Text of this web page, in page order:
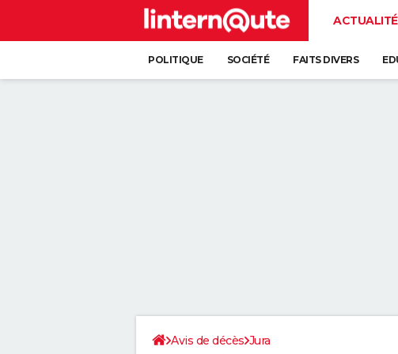
POLITIQUE SOCIÉTÉ FAITS DIVERS
Avis de décès Jura